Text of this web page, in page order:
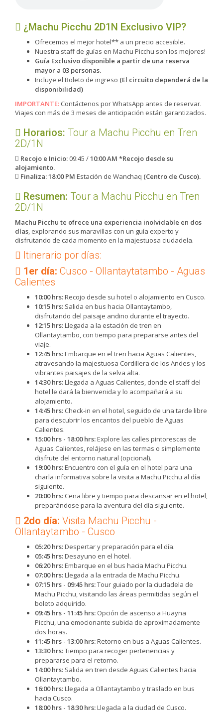
¿Machu Picchu 2D1N Exclusivo VIP?
Ofrecemos el mejor hotel** a un precio accesible.
Nuestra staff de guías en Machu Picchu son los mejores!
Guía Exclusivo disponible a partir de una reserva
mayor a 03 personas.
Incluye el Boleto de ingreso (El circuito dependerá de la
disponibilidad)
​IMPORTANTE: Contáctenos por WhatsApp antes de reservar.
Viajes con más de 3 meses de anticipación están garantizados.
Horarios: Tour a Machu Picchu en Tren
2D/1N
Recojo e Inicio: 09:45 /10:00 AM *Recojo desde su
alojamiento.
Finaliza:18:00 PM Estación de Wanchaq (Centro de Cusco).
Resumen: ​Tour a Machu Picchu en Tren
2D/1N
Machu Picchu te ofrece una experiencia inolvidable en dos
días, explorando sus maravillas con un guía experto y
disfrutando de cada momento en la majestuosa ciudadela.
Itinerario por días:
1er día: Cusco - Ollantaytatambo - Aguas
Calientes
10:00 hrs:Recojo desde su hotel o alojamiento en Cusco.
10:15 hrs: Salida en bus hacia Ollantaytambo,
disfrutando del paisaje andino durante el trayecto.
12:15 hrs:Llegada a la estación de tren en
Ollantaytambo, con tiempo para prepararse antes del
viaje.
12:45 hrs:Embarque en el tren hacia Aguas Calientes,
atravesando la majestuosa Cordillera de los Andes y los
vibrantes paisajes de la selva alta.
14:30 hrs:Llegada a Aguas Calientes, donde el staff del
hotel le dará la bienvenida y lo acompañará a su
alojamiento.
14:45 hrs: Check-in en el hotel, seguido de una tarde libre
para descubrir los encantos del pueblo de Aguas
Calientes.
15:00 hrs - 18:00 hrs:Explore las calles pintorescas de
Aguas Calientes, relájese en las termas o simplemente
disfrute del entorno natural (opcional).
19:00 hrs:Encuentro con el guía en el hotel para una
charla informativa sobre la visita a Machu Picchu al día
siguiente.
20:00 hrs: Cena libre y tiempo para descansar en el hotel,
preparándose para la aventura del día siguiente.
2do día: Visita Machu Picchu -
Ollantaytambo - Cusco
05:20 hrs:Despertar y preparación para el día.
05:45 hrs:Desayuno en el hotel.
06:20 hrs:Embarque en el bus hacia Machu Picchu.
07:00 hrs:Llegada a la entrada de Machu Picchu.
07:15 hrs - 09:45 hrs:Tour guiado por la ciudadela de
Machu Picchu, visitando las áreas permitidas según el
boleto adquirido.
09:45 hrs - 11:45 hrs: Opción de ascenso a Huayna
Picchu, una emocionante subida de aproximadamente
dos horas.
11:45 hrs - 13:00 hrs:Retorno en bus a Aguas Calientes.
13:30 hrs:Tiempo para recoger pertenencias y
prepararse para el retorno.
14:00 hrs: Salida en tren desde Aguas Calientes hacia
Ollantaytambo.
16:00 hrs:Llegada a Ollantaytambo y traslado en bus
hacia Cusco.
18:00 hrs - 18:30 hrs:Llegada a la ciudad de Cusco.